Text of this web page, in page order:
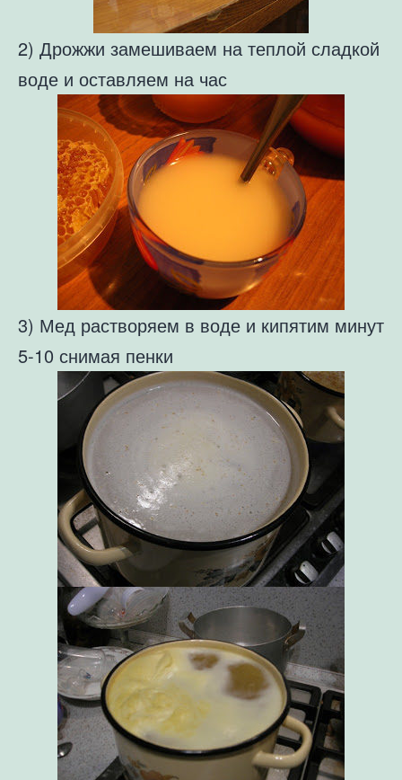
2) Дрожжи замешиваем на теплой сладкой
воде и оставляем на час
3) Мед растворяем в воде и кипятим минут
5-10 снимая пенки